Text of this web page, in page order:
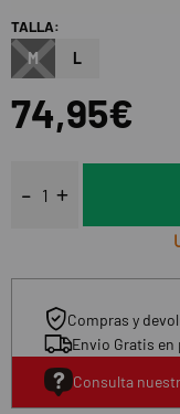
TALLA:
M L
74,95€
Compras y
Envio Gratis
Consulta